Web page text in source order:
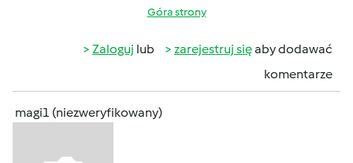
Góra strony
Zaloguj lub zarejestruj sięaby dodawać
komentarze
magi1 (niezweryfikowany)